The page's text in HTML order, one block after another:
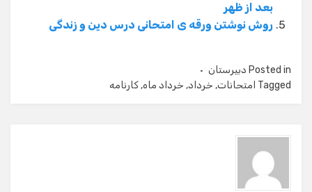
بعد از ظهر
روش نوشتن ورقه ی امتحانی درس دین و زندگی
Posted in دبیرستان
Tagged امتحانات, خرداد, خرداد ماه, کارنامه